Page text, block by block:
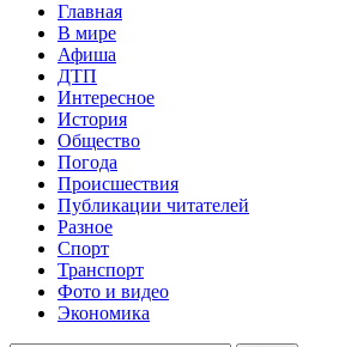
Главная
В мире
Афиша
ДТП
Интересное
История
Общество
Погода
Происшествия
Публикации читателей
Разное
Спорт
Транспорт
Фото и видео
Экономика